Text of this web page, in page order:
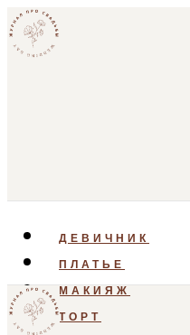
ДЕВИЧНИК
ПЛАТЬЕ
МАКИЯЖ
ТОРТ